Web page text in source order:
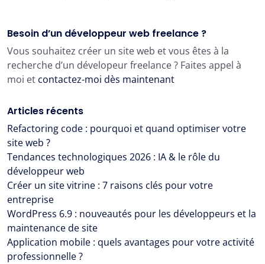
Besoin d’un développeur web freelance ?
Vous souhaitez créer un site web et vous êtes à la
recherche d’un dévelopeur freelance ? Faites appel à
moi et contactez-moi dès maintenant
Articles récents
Refactoring code : pourquoi et quand optimiser votre
site web ?
Tendances technologiques 2026 : IA & le rôle du
développeur web
Créer un site vitrine : 7 raisons clés pour votre
entreprise
WordPress 6.9 : nouveautés pour les développeurs et la
maintenance de site
Application mobile : quels avantages pour votre activité
professionnelle ?